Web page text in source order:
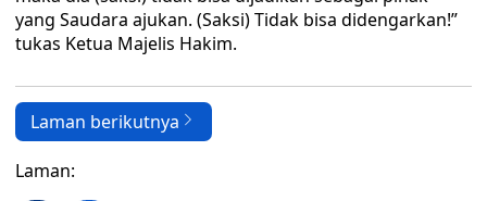
yang Saudara ajukan. (Saksi) Tidak bisa didengarkan!”
tukas Ketua Majelis Hakim.
Laman berikutnya
Laman: